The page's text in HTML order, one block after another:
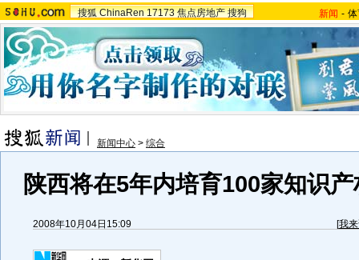
搜狐 ChinaRen 17173 焦点房地产 搜狗 新闻 -
新闻中心 > 综合
陕西将在5年内培育100家知识
2008年10月04日15:09 [我